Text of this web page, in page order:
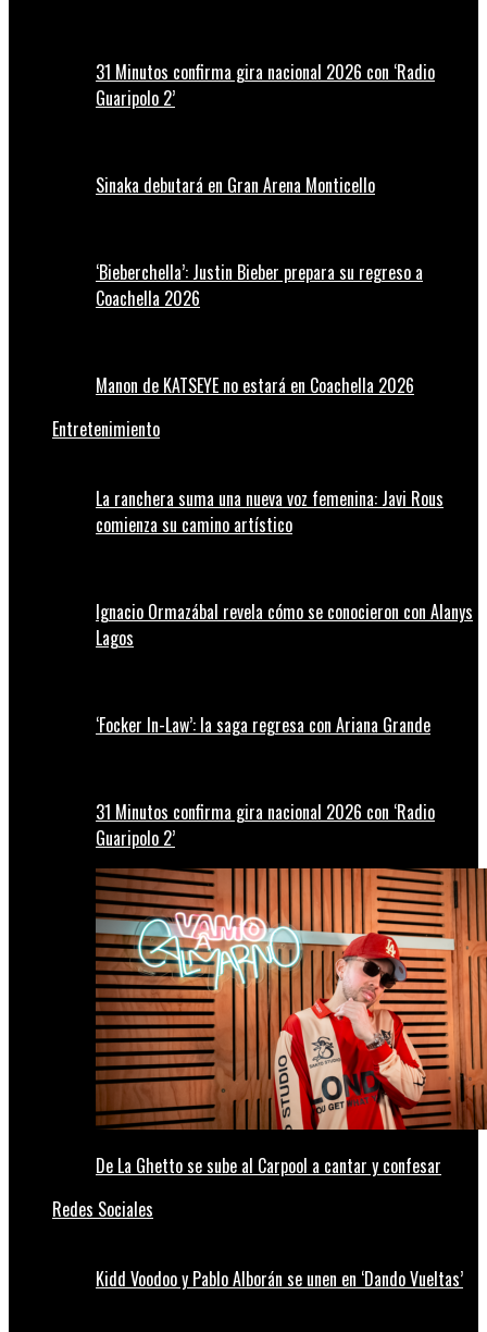
31 Minutos confirma gira nacional 2026 con ‘Radio
Guaripolo 2’
Sinaka debutará en Gran Arena Monticello
‘Bieberchella’: Justin Bieber prepara su regreso a
Coachella 2026
Manon de KATSEYE no estará en Coachella 2026
Entretenimiento
La ranchera suma una nueva voz femenina: Javi Rous
comienza su camino artístico
Ignacio Ormazábal revela cómo se conocieron con Alanys
Lagos
‘Focker In-Law’: la saga regresa con Ariana Grande
31 Minutos confirma gira nacional 2026 con ‘Radio
Guaripolo 2’
De La Ghetto se sube al Carpool a cantar y confesar
Redes Sociales
Kidd Voodoo y Pablo Alborán se unen en ‘Dando Vueltas’